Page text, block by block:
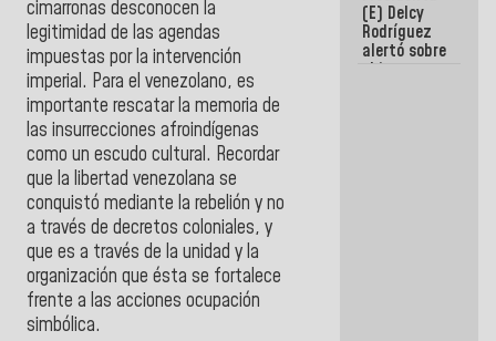
cimarronas desconocen la
legitimidad de las agendas
impuestas por la intervención
imperial. Para el venezolano, es
importante rescatar la memoria de
las insurrecciones afroindígenas
como un escudo cultural. Recordar
que la libertad venezolana se
conquistó mediante la rebelión y no
a través de decretos coloniales, y
que es a través de la unidad y la
organización que ésta se fortalece
frente a las acciones ocupación
simbólica.
promover el
caos
(E) Delcy
Rodríguez
alertó sobre
el impacto